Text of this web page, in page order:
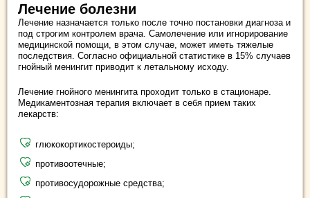
Лечение болезни
Лечение назначается только после точно постановки диагноза и
под строгим контролем врача. Самолечение или игнорирование
медицинской помощи, в этом случае, может иметь тяжелые
последствия. Согласно официальной статистике в 15% случаев
гнойный менингит приводит к летальному исходу.
Лечение гнойного менингита проходит только в стационаре.
Медикаментозная терапия включает в себя прием таких
лекарств:
глюкокортикостероиды;
противоотечные;
противосудорожные средства;